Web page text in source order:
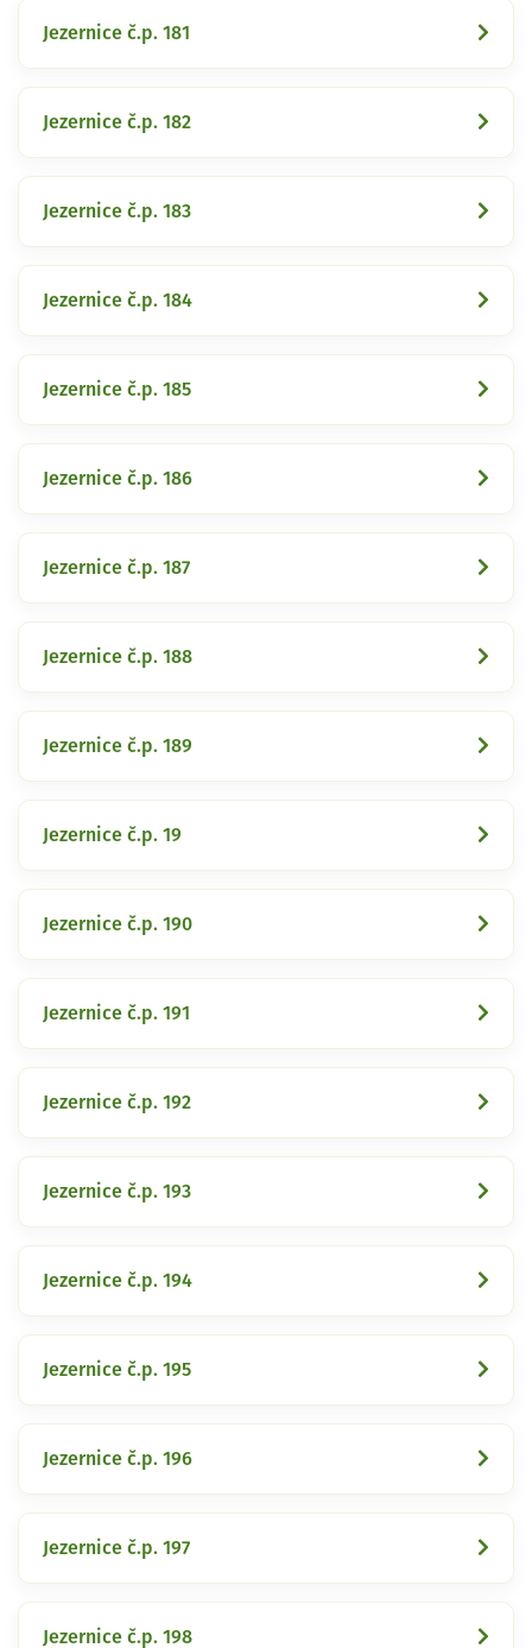
Jezernice č.p. 181
Jezernice č.p. 182
Jezernice č.p. 183
Jezernice č.p. 184
Jezernice č.p. 185
Jezernice č.p. 186
Jezernice č.p. 187
Jezernice č.p. 188
Jezernice č.p. 189
Jezernice č.p. 19
Jezernice č.p. 190
Jezernice č.p. 191
Jezernice č.p. 192
Jezernice č.p. 193
Jezernice č.p. 194
Jezernice č.p. 195
Jezernice č.p. 196
Jezernice č.p. 197
Jezernice č.p. 198